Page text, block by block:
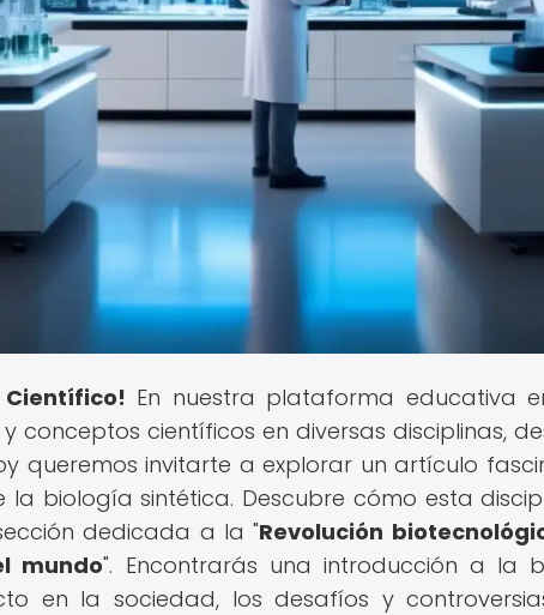
Científico! En nuestra plataforma educativa
conceptos científicos en diversas disciplinas,
queremos invitarte a explorar un artículo
la biología sintética. Descubre cómo esta
dedicada a la "Revolución
mundo". Encontrarás una introducción a la
en la sociedad, los desafíos y